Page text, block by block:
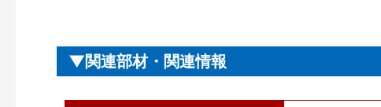
関連部材・関連情報